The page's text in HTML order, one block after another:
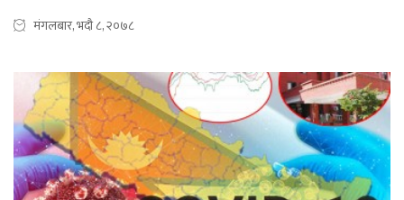
मंगलबार, भदौ ८, २०७८